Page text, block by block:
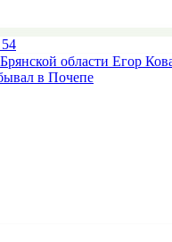
54